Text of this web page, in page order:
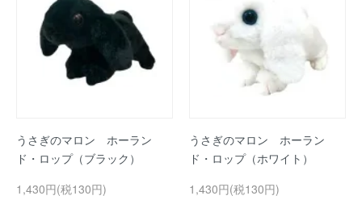
うさぎのマロン ホーラン
ド・ロップ（ブラック）
1,430円(税130円)
うさぎのマロン ホーラン
ド・ロップ（ホワイト）
1,430円(税130円)